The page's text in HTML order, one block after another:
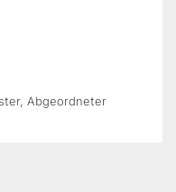
Abgeordneter